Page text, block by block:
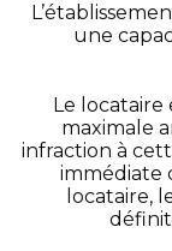
une
Le
maximale
infraction à
immédiate
locataire,